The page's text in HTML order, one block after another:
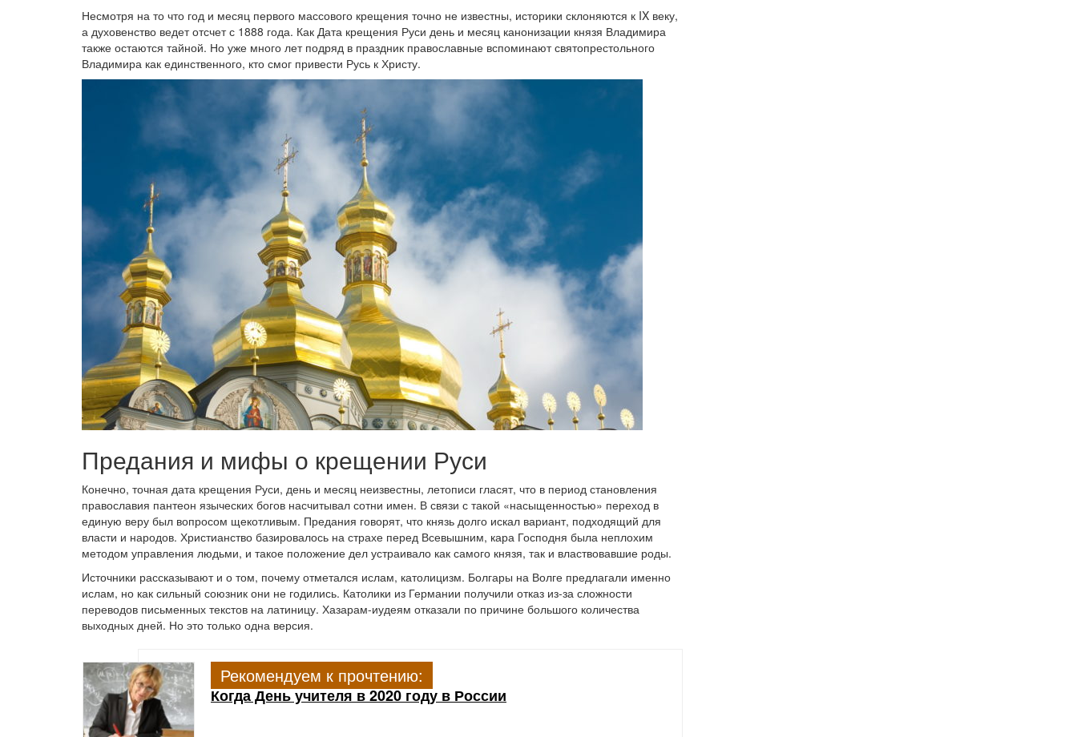
Несмотря на то что год и месяц первого массового крещения точно не известны, историки склоняются к IX веку,
а духовенство ведет отсчет с 1888 года. Как Дата крещения Руси день и месяц канонизации князя Владимира
также остаются тайной. Но уже много лет подряд в праздник православные вспоминают святопрестольного
Владимира как единственного, кто смог привести Русь к Христу.
Предания и мифы о крещении Руси
Конечно, точная дата крещения Руси, день и месяц неизвестны, летописи гласят, что в период становления
православия пантеон языческих богов насчитывал сотни имен. В связи с такой «насыщенностью» переход в
единую веру был вопросом щекотливым. Предания говорят, что князь долго искал вариант, подходящий для
власти и народов. Христианство базировалось на страхе перед Всевышним, кара Господня была неплохим
методом управления людьми, и такое положение дел устраивало как самого князя, так и властвовавшие роды.
Источники рассказывают и о том, почему отметался ислам, католицизм. Болгары на Волге предлагали именно
ислам, но как сильный союзник они не годились. Католики из Германии получили отказ из-за сложности
переводов письменных текстов на латиницу. Хазарам-иудеям отказали по причине большого количества
выходных дней. Но это только одна версия.
Рекомендуем к прочтению:
Когда День учителя в 2020 году в России